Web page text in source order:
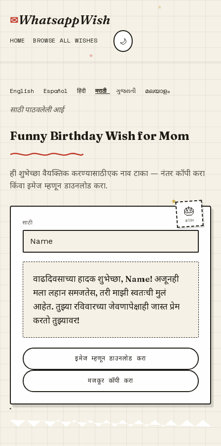
WhatsappWish
HOME BROWSE ALL WISHES 🌙
English Español हिंदी मराठी ગુજરાતી മലയാളം
साठी पाठवलेली आई
Funny Birthday Wish for Mom
ही शुभेच्छा वैयक्तिक करण्यासाठी एक नाव टाका — नंतर कॉपी करा
किंवा इमेज म्हणून डाउनलोड करा.
🎂
WISH
साठी
वाढदिवसाच्या हार्दिक शुभेच्छा, Name! अजूनही
मला लहान समजतेस, तरी माझी स्वतःची मुलं
आहेत. तुझ्या रविवारच्या जेवणापेक्षाही जास्त प्रेम
करतो तुझ्यावर!
इमेज म्हणून डाउनलोड करा
मजकूर कॉपी करा